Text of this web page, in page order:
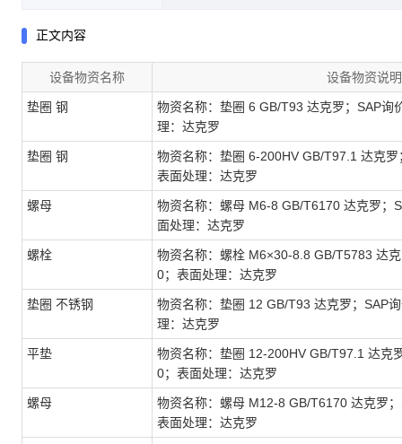
正文内容
设备物资名称 设备物资说明
垫圈 钢
物资名称：垫圈 6 GB/T93 达克罗；SAP询
理：达克罗
垫圈 钢
物资名称：垫圈 6-200HV GB/T97.1 达克
表面处理：达克罗
螺母
物资名称：螺母 M6-8 GB/T6170 达克罗；
面处理：达克罗
螺栓
物资名称：螺栓 M6×30-8.8 GB/T5783 达
0；表面处理：达克罗
垫圈 不锈钢
物资名称：垫圈 12 GB/T93 达克罗；SAP
理：达克罗
平垫
物资名称：垫圈 12-200HV GB/T97.1 达克
0；表面处理：达克罗
螺母
物资名称：螺母 M12-8 GB/T6170 达克罗
表面处理：达克罗